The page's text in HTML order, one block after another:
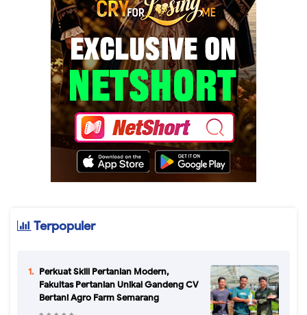
Terpopuler
Perkuat Skill Pertanian Modern,
Fakultas Pertanian Unikal Gandeng CV
Bertani Agro Farm Semarang